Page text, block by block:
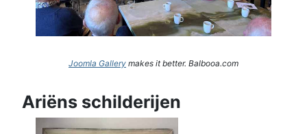
Joomla Gallery makes it better. Balbooa.com
Ariëns schilderijen